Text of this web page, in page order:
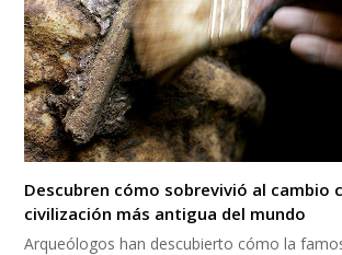
Descubren cómo sobrevivió al cambio
civilización más antigua del mundo
Arqueólogos han descubierto cómo la